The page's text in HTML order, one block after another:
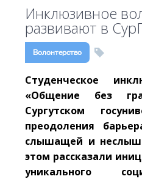
Инклюзивное
развивают в
Волонтерство
Студенческое
«Общение без
Сургутском
преодоления
слышащей и
этом рассказали
уникального